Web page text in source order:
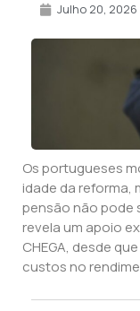
Julho 20, 2026
Os portugueses
idade da reforma,
pensão não pode
revela um apoio
CHEGA, desde
custos no